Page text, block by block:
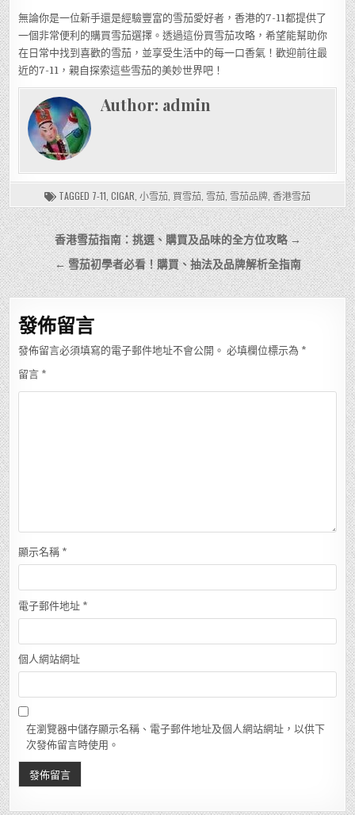
無論你是一位新手還是經驗豐富的雪茄愛好者，香港的7-11都提供了
一個非常便利的購買雪茄選擇。透過這份買雪茄攻略，希望能幫助你
在日常中找到喜歡的雪茄，並享受生活中的每一口香氣！歡迎前往最
近的7-11，親自探索這些雪茄的美妙世界吧！
Author: admin
TAGGED 7-11 CIGAR 小雪茄 買雪茄 雪茄 雪茄品牌 香港雪茄
文
章
導
覽
香港雪茄指南：挑選、購買及品味的全方位攻略 →
← 雪茄初學者必看！購買、抽法及品牌解析全指南
發佈留言
發佈留言必須填寫的電子郵件地址不會公開。 必填欄位標示為 *
留言 *
顯示名稱 *
電子郵件地址 *
個人網站網址
在瀏覽器中儲存顯示名稱、電子郵件地址及個人網站網址，以供下
次發佈留言時使用。